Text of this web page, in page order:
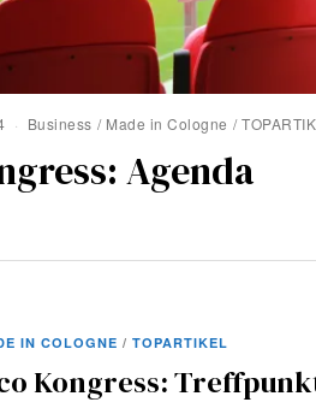
Business / Made in Cologne /
Agenda
IN COLOGNE / TOPARTIKEL
Kongress: